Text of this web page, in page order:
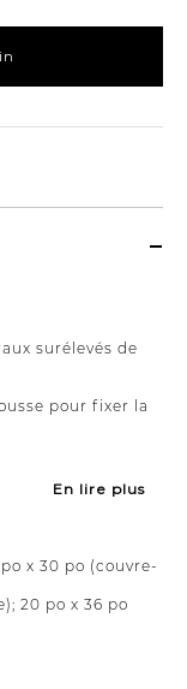
surélevés de
pour fixer la
En lire plus
x 30 po (couvre-
20 po x 36 po